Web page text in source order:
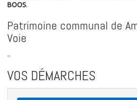
BOOS.
Patrimoine communal de
Voie
..
VOS DÉMARCHES